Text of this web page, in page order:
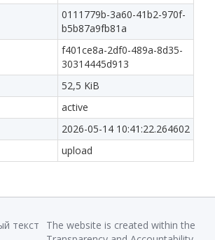
0111779b-3a60-41b2-970f-
b5b87a9fb81a
f401ce8a-2df0-489a-8d35-
30314445d913
52,5 KiB
active
2026-05-14 10:41:22.264602
upload
The website is created within the